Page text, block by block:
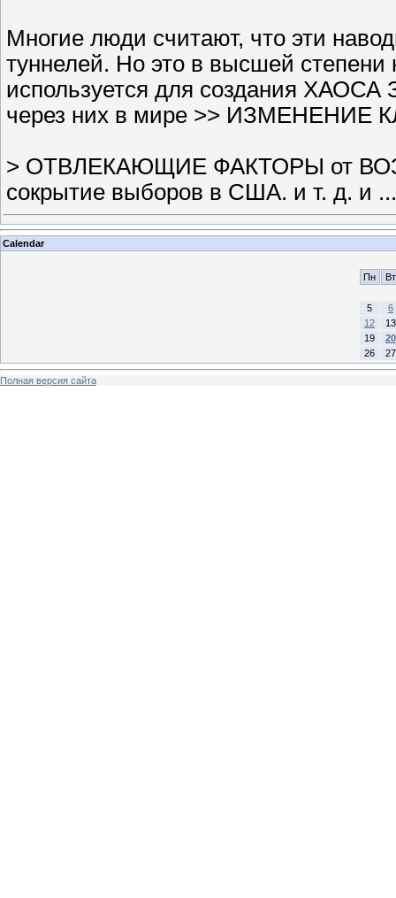
Многие люди считают, что эти
туннелей. Но это в высшей степени
используется для создания
через них в мире >> ИЗМЕНЕНИЕ
> ОТВЛЕКАЮЩИЕ ФАКТОРЫ от
сокрытие выборов в США. и т. д. и
Calendar
Пн Вт
5
6
12
13
19
20
26
27
Полная версия сайта